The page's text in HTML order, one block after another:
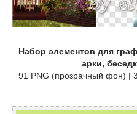
Набор элементов для
арки,
91 PNG (прозрачный фон) |